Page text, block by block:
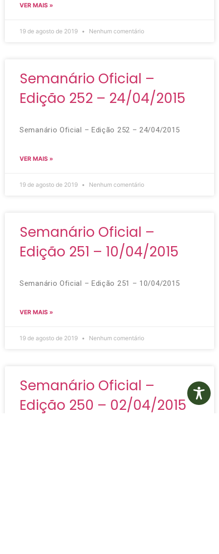
VER MAIS »
19 de agosto de 2019 Nenhum comentário
Semanário Oficial –
Edição 252 – 24/04/2015
Semanário Oficial – Edição 252 – 24/04/2015
VER MAIS »
19 de agosto de 2019 Nenhum comentário
Semanário Oficial –
Edição 251 – 10/04/2015
Semanário Oficial – Edição 251 – 10/04/2015
VER MAIS »
19 de agosto de 2019 Nenhum comentário
Semanário Oficial –
Edição 250 – 02/04/2015